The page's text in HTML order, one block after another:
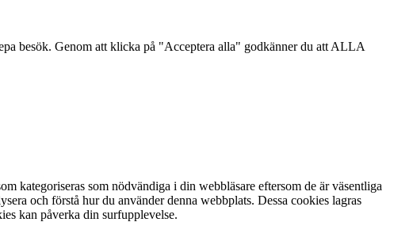
besök. Genom att klicka på "Acceptera alla" godkänner du att ALLA
kategoriseras som nödvändiga i din webbläsare eftersom de är väsentliga
och förstå hur du använder denna webbplats. Dessa cookies lagras
kan påverka din surfupplevelse.